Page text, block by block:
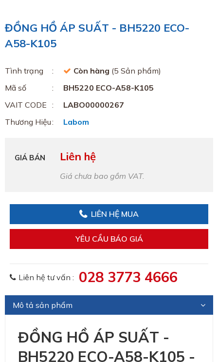
ĐỒNG HỒ ÁP SUẤT - BH5220 ECO-
A58-K105
Tình trạng Còn hàng (5 Sản phẩm)
Mã số
BH5220 ECO-A58-K105
VAIT CODE
LABO00000267
Thương Hiệu
Labom
GIÁ BÁN Liên hệ
Giá chưa bao gồm VAT.
LIÊN HỆ MUA
YÊU CẦU BÁO GIÁ
Liên hệ tư vấn : 028 3773 4666
Mô tả sản phẩm
ĐỒNG HỒ ÁP SUẤT -
BH5220 ECO-A58-K105 -